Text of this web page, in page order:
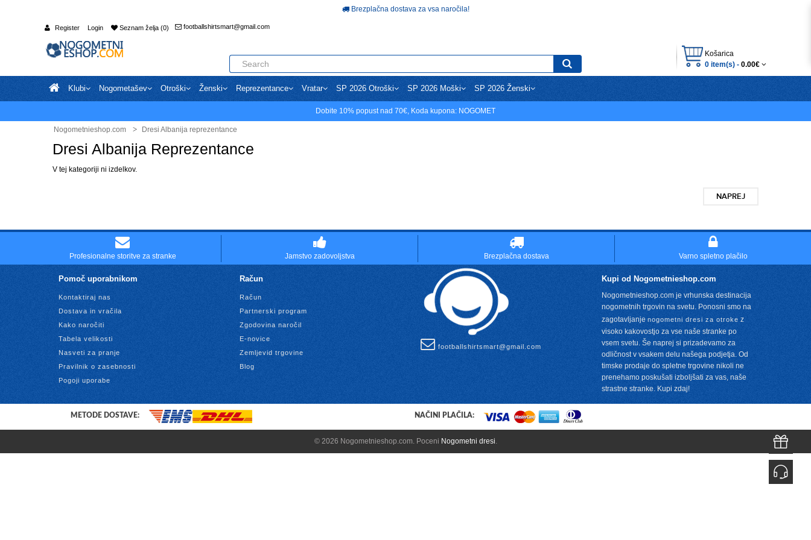
Brezplačna dostava za vsa naročila!
Register Login Seznam želja (0) footballshirtsmart@gmail.com
Košarica
0 item(s) - 0.00€
Klubi Nogometašev Otroški Ženski Reprezentance Vratar SP 2026 Otroški SP 2026 Moški SP 2026 Ženski
Dobite 10% popust nad 70€, Koda kupona: NOGOMET
Nogometnieshop.com Dresi Albanija reprezentance
Dresi Albanija Reprezentance
V tej kategoriji ni izdelkov.
NAPREJ
Profesionalne storitve za stranke Jamstvo zadovoljstva Brezplačna dostava Varno spletno plačilo
Pomoč uporabnikom
Kontaktiraj nas
Dostava in vračila
Kako naročiti
Tabela velikosti
Nasveti za pranje
Pravilnik o zasebnosti
Pogoji uporabe
Račun
Račun
Partnerski program
Zgodovina naročil
E-novice
Zemljevid trgovine
Blog
footballshirtsmart@gmail.com
Kupi od Nogometnieshop.com
Nogometnieshop.com je vrhunska destinacija
nogometnih trgovin na svetu. Ponosni smo na
zagotavljanje nogometni dresi za otroke z
visoko kakovostjo za vse naše stranke po
vsem svetu. Še naprej si prizadevamo za
odličnost v vsakem delu našega podjetja. Od
timske prodaje do spletne trgovine nikoli ne
prenehamo poskušati izboljšati za vas, naše
strastne stranke. Kupi zdaj!
METODE DOSTAVE: NAČINI PLAČILA:
© 2026 Nogometnieshop.com. Poceni Nogometni dresi.